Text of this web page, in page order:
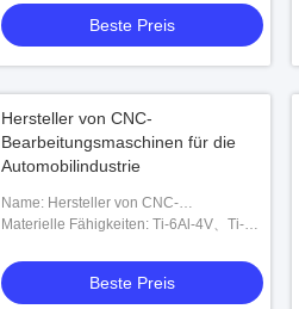
700、Ti-6242、Ti-10-5-3、Ti-1023、
BT9、BT20 oder anpassbar
Beste Preis
Hersteller von CNC-
Bearbeitungsmaschinen für die
Automobilindustrie
Name: Hersteller von CNC-
Bearbeitungsmaschinen für Titan
Materielle Fähigkeiten: Ti-6Al-4V、Ti-
Beste Preis